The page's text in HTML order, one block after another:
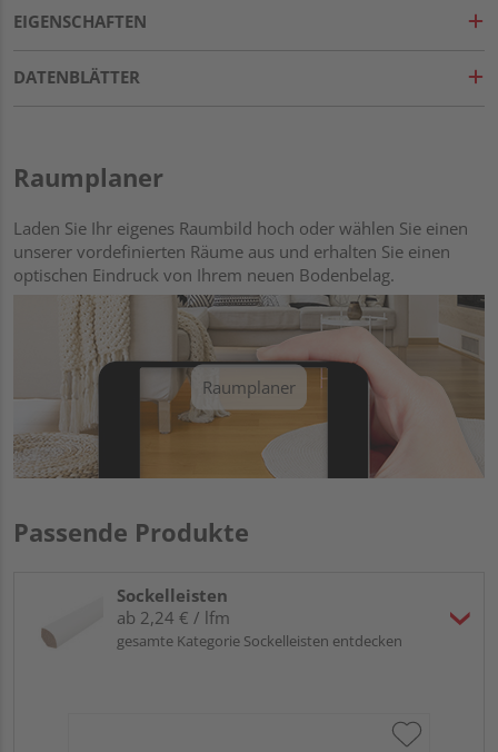
EIGENSCHAFTEN
DATENBLÄTTER
Raumplaner
Laden Sie Ihr eigenes Raumbild hoch oder wählen Sie einen
unserer vordefinierten Räume aus und erhalten Sie einen
optischen Eindruck von Ihrem neuen Bodenbelag.
Raumplaner
Passende Produkte
Sockelleisten
ab 2,24 € / lfm
gesamte Kategorie Sockelleisten entdecken